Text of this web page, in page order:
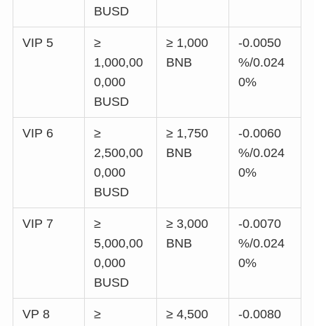
BUSD
VIP 5
≥
1,000,00
0,000
BUSD
≥ 1,000
BNB
-0.0050
%/0.024
0%
VIP 6
≥
2,500,00
0,000
BUSD
≥ 1,750
BNB
-0.0060
%/0.024
0%
VIP 7
≥
5,000,00
0,000
BUSD
≥ 3,000
BNB
-0.0070
%/0.024
0%
VP 8
≥
≥ 4,500
-0.0080